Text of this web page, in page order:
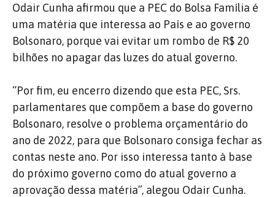
Odair Cunha afirmou que a PEC do Bolsa Família é
uma matéria que interessa ao País e ao governo
Bolsonaro, porque vai evitar um rombo de R$ 20
bilhões no apagar das luzes do atual governo.
“Por fim, eu encerro dizendo que esta PEC, Srs.
parlamentares que compõem a base do governo
Bolsonaro, resolve o problema orçamentário do
ano de 2022, para que Bolsonaro consiga fechar as
contas neste ano. Por isso interessa tanto à base
do próximo governo como do atual governo a
aprovação dessa matéria”, alegou Odair Cunha.